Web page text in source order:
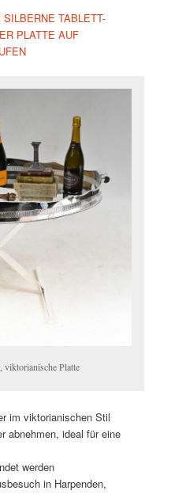
TABLETT-
PLATTE AUF
viktorianische Platte
im viktorianischen Stil
abnehmen, ideal für eine
werden
in Harpenden,